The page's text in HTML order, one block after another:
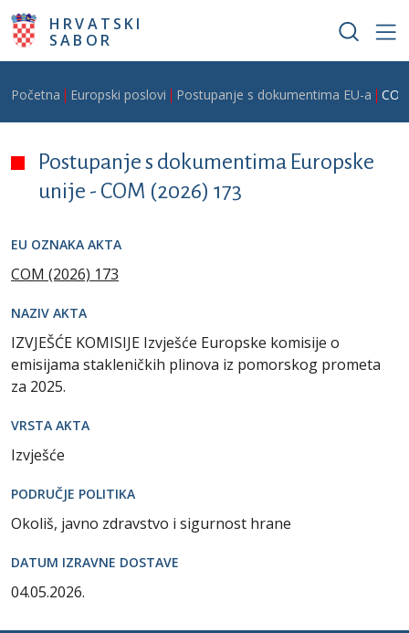
Skoči na glavni sadržaj
HRVATSKI
SABOR
Breadcrumb
Početna Europski poslovi Postupanje s dokumentima EU-a
Postupanje s dokumentima Europske
unije - COM (2026) 173
EU OZNAKA AKTA
COM (2026) 173
NAZIV AKTA
IZVJEŠĆE KOMISIJE Izvješće Europske komisije o
emisijama stakleničkih plinova iz pomorskog prometa
za 2025.
VRSTA AKTA
Izvješće
PODRUČJE POLITIKA
Okoliš, javno zdravstvo i sigurnost hrane
DATUM IZRAVNE DOSTAVE
04.05.2026.